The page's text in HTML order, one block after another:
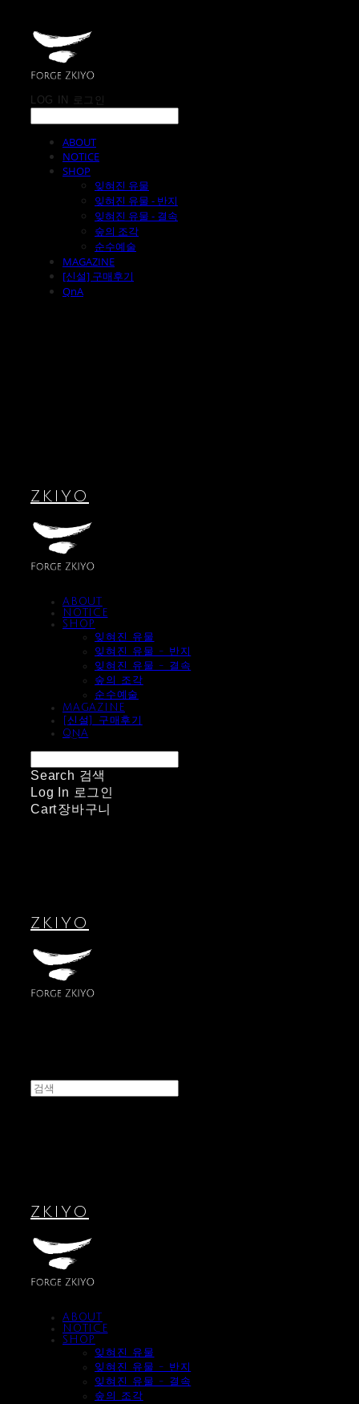
LOG IN 로그인
ABOUT
NOTICE
SHOP
잊혀진 유물
잊혀진 유물 - 반지
잊혀진 유물 - 결속
숲의 조각
순수예술
MAGAZINE
[신설] 구매후기
QnA
ZKIYO
ABOUT
NOTICE
SHOP
잊혀진 유물
잊혀진 유물 - 반지
잊혀진 유물 - 결속
숲의 조각
순수예술
MAGAZINE
[신설] 구매후기
QnA
Search 검색
Log In 로그인
Cart장바구니
ZKIYO
ZKIYO
ABOUT
NOTICE
SHOP
잊혀진 유물
잊혀진 유물 - 반지
잊혀진 유물 - 결속
숲의 조각